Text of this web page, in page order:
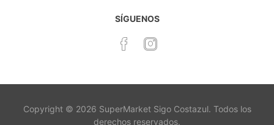
SÍGUENOS
Copyright © 2026 SuperMarket Sigo Costazul. Todos los
derechos reservados.